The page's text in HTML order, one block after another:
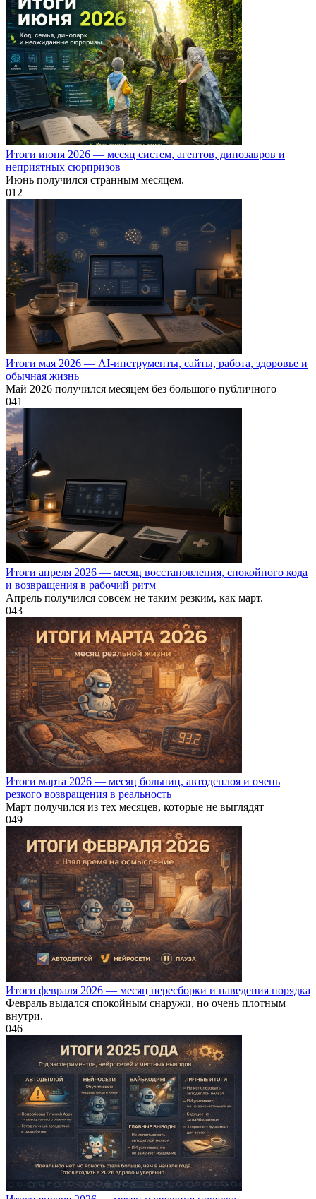
Итоги июня 2026 — месяц систем, агентов, динозавров и
неприятных сюрпризов
Июнь получился странным месяцем.
012
Итоги мая 2026 — AI-инструменты, сайты, работа, здоровье и
обычная жизнь
Май 2026 получился месяцем без большого публичного
041
Итоги апреля 2026 — месяц восстановления, спокойного кода
и возвращения в рабочий ритм
Апрель получился совсем не таким резким, как март.
043
Итоги марта 2026 — месяц больниц, автодеплоя и очень
резкого возвращения в реальность
Март получился из тех месяцев, которые не выглядят
049
Итоги февраля 2026 — месяц пересборки и наведения порядка
Февраль выдался спокойным снаружи, но очень плотным
внутри.
046